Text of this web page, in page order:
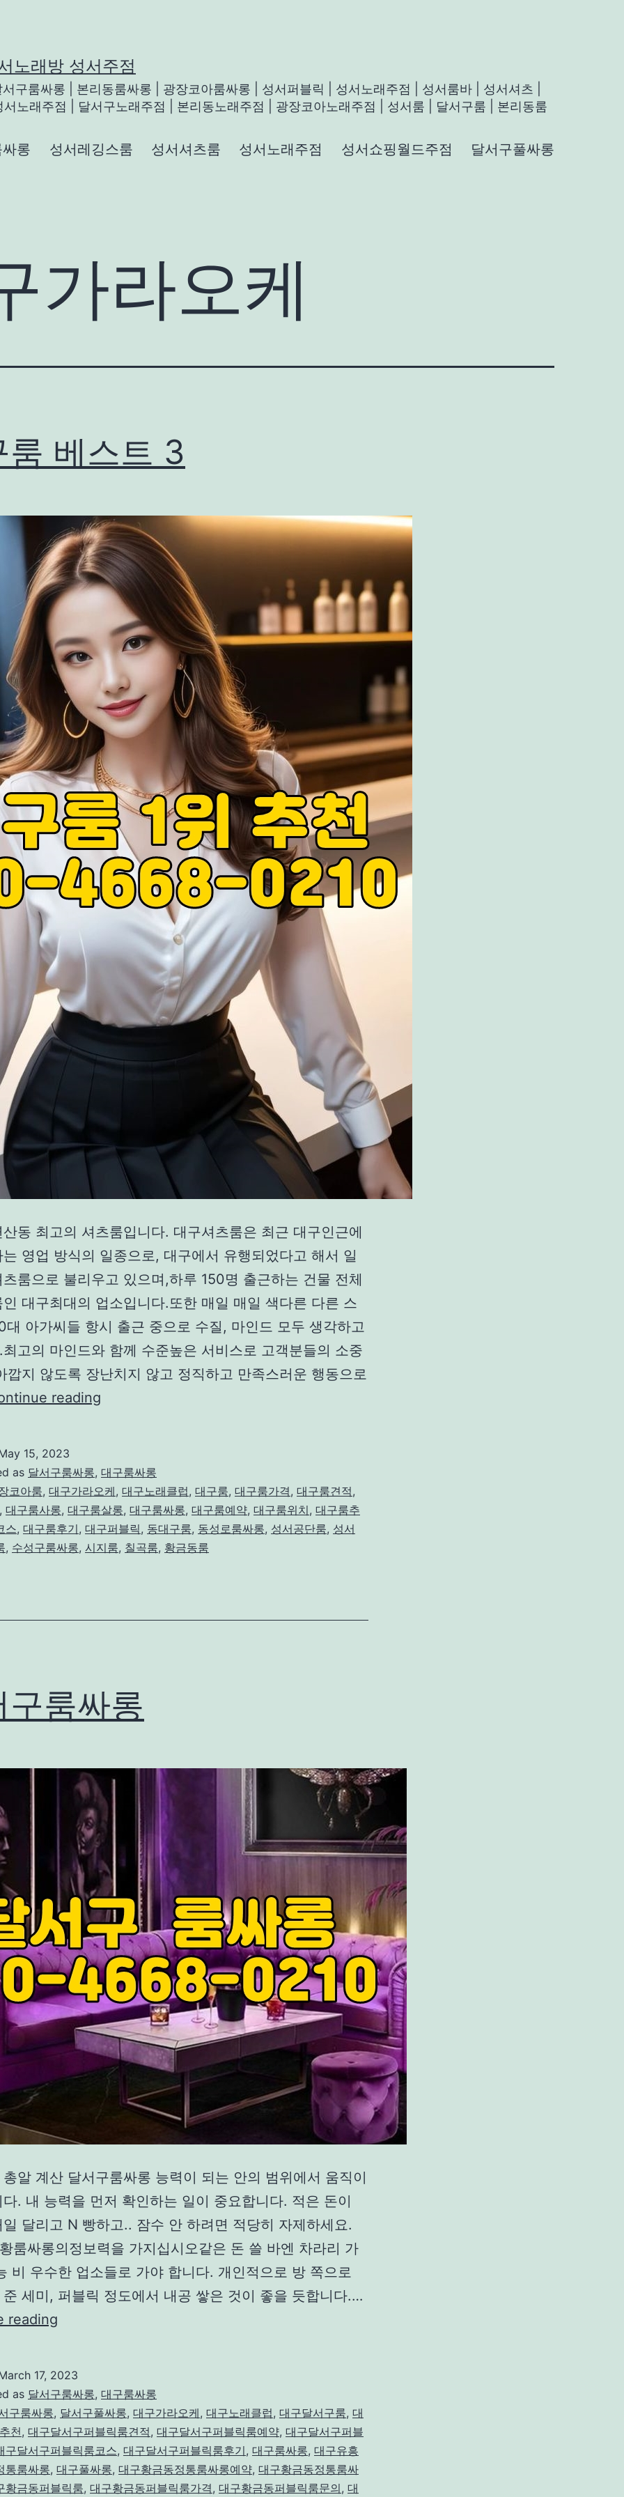
노래방 성서주점
구룸싸롱 | 본리동룸싸롱 | 광장코아룸싸롱 | 성서퍼블릭 | 성서노래주점 | 성서룸바 | 성서셔츠 |
노래주점 | 달서구노래주점 | 본리동노래주점 | 광장코아노래주점 | 성서룸 | 달서구룸 | 본리동룸
롱 성서레깅스룸 성서셔츠룸 성서노래주점 성서쇼핑월드주점 달서구풀싸롱
가라오케
룸 베스트 3
동 최고의 셔츠룸입니다. 대구셔츠룸은 최근 대구인근에
영업 방식의 일종으로, 대구에서 유행되었다고 해서 일
룸으로 불리우고 있으며,하루 150명 출근하는 건물 전체
대구최대의 업소입니다.또한 매일 매일 색다른 다른 스
대 아가씨들 항시 출근 중으로 수질, 마인드 모두 생각하고
고의 마인드와 함께 수준높은 서비스로 고객분들의 소중
깝지 않도록 장난치지 않고 정직하고 만족스러운 행동으로
reading
베
스
트
3
15, 2023
as 달서구룸싸롱, 대구룸싸롱
코아룸, 대구가라오케, 대구노래클럽, 대구룸, 대구룸가격, 대구룸견적,
, 대구룸사롱, 대구룸살롱, 대구룸싸롱, 대구룸예약, 대구룸위치, 대구룸추
스, 대구룸후기, 대구퍼블릭, 동대구룸, 동성로룸싸롱, 성서공단룸, 성서
, 수성구룸싸롱, 시지룸, 칠곡룸, 황금동룸
구룸싸롱
알 계산 달서구룸싸롱 능력이 되는 안의 범위에서 움직이
. 내 능력을 먼저 확인하는 일이 중요합니다. 적은 돈이
달리고 N 빵하고.. 잠수 안 하려면 적당히 자제하세요.
룸싸롱의정보력을 가지십시오같은 돈 쓸 바엔 차라리 가
비 우수한 업소들로 가야 합니다. 개인적으로 방 쪽으로
세미, 퍼블릭 정도에서 내공 쌓은 것이 좋을 듯합니다.…
reading
룸
싸
롱
17, 2023
as 달서구룸싸롱, 대구룸싸롱
구룸싸롱, 달서구풀싸롱, 대구가라오케, 대구노래클럽, 대구달서구룸, 대
천, 대구달서구퍼블릭룸견적, 대구달서구퍼블릭룸예약, 대구달서구퍼블
구달서구퍼블릭룸코스, 대구달서구퍼블릭룸후기, 대구룸싸롱, 대구유흥
통룸싸롱, 대구풀싸롱, 대구황금동정통룸싸롱예약, 대구황금동정통룸싸
황금동퍼블릭룸, 대구황금동퍼블릭룸가격, 대구황금동퍼블릭룸문의, 대